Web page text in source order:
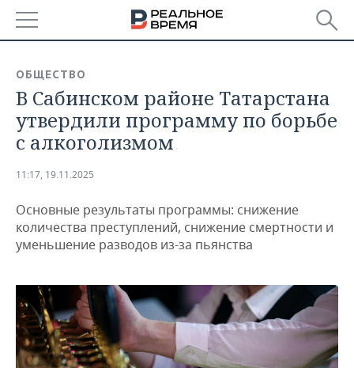
БАШКОРТОСТАН
ТАТАРСТАН
НОВОСТИ
АНАЛИТИКА
ДЕКЛАРАЦИИ О ДОХОДАХ
КОРОЛИ ГОСЗАКАЗА ПФО
КОМУ ПРИНАДЛЕЖАТ
ТОРГОВЫЕ ЦЕНТРЫ
ТАТАРСТАНА
НОВОСТИ ЭКОНОМИКИ
ФИНАНСЫ
БЮДЖЕТ
ИНВЕСТИЦИИ
ПРОМЫШЛЕННОСТЬ
НОВОСТИ
ПРОМЫШЛЕННОСТИ
АГРОПРОМ
МАШИНОСТРОЕНИЕ
НЕФТЕХИМИЯ
НЕДВИЖИМОСТЬ
НОВОСТИ АВТО
БИЗНЕС
НОВОСТИ БИЗНЕСА
ТЕХНОЛОГИИ
ОБЩЕСТВО
В Сабинском районе Татарстана
утвердили программу по борьбе
с алкоголизмом
11:17, 19.11.2025
Основные результаты программы: снижение
количества преступлений, снижение смертности и
уменьшение разводов из-за пьянства